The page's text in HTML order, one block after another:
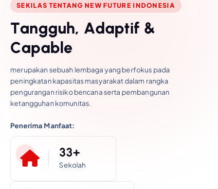
SEKILAS TENTANG NEW FUTURE INDONESIA
Tangguh, Adaptif &
Capable
merupakan sebuah lembaga yang berfokus pada
peningkatan kapasitas masyarakat dalam rangka
pengurangan risiko bencana serta pembangunan
ketangguhan komunitas.
Penerima Manfaat:
33+
Sekolah